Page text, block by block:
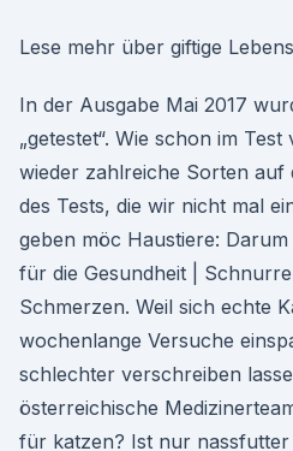
Lese mehr über giftige
In der Ausgabe Mai 2017
„getestet“. Wie schon im
wieder zahlreiche Sorten auf
des Tests, die wir nicht mal
geben möc Haustiere:
für die Gesundheit |
Schmerzen. Weil sich echte
wochenlange Versuche
schlechter verschreiben
österreichische
für katzen? Ist nur nassfutter